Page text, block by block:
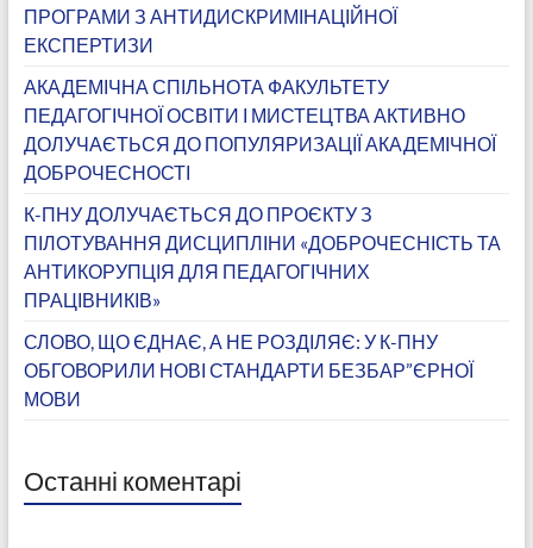
ПРОГРАМИ З АНТИДИСКРИМІНАЦІЙНОЇ
ЕКСПЕРТИЗИ
АКАДЕМІЧНА СПІЛЬНОТА ФАКУЛЬТЕТУ
ПЕДАГОГІЧНОЇ ОСВІТИ І МИСТЕЦТВА АКТИВНО
ДОЛУЧАЄТЬСЯ ДО ПОПУЛЯРИЗАЦІЇ АКАДЕМІЧНОЇ
ДОБРОЧЕСНОСТІ
К-ПНУ ДОЛУЧАЄТЬСЯ ДО ПРОЄКТУ З
ПІЛОТУВАННЯ ДИСЦИПЛІНИ «ДОБРОЧЕСНІСТЬ ТА
АНТИКОРУПЦІЯ ДЛЯ ПЕДАГОГІЧНИХ
ПРАЦІВНИКІВ»
СЛОВО, ЩО ЄДНАЄ, А НЕ РОЗДІЛЯЄ: У К-ПНУ
ОБГОВОРИЛИ НОВІ СТАНДАРТИ БЕЗБАР”ЄРНОЇ
МОВИ
Останні коментарі